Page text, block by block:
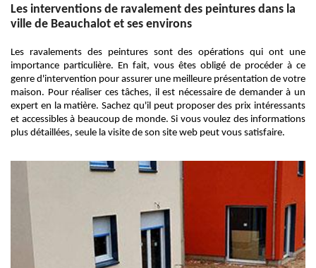
Les interventions de ravalement des peintures dans la
ville de Beauchalot et ses environs
Les ravalements des peintures sont des opérations qui ont une
importance particulière. En fait, vous êtes obligé de procéder à ce
genre d'intervention pour assurer une meilleure présentation de votre
maison. Pour réaliser ces tâches, il est nécessaire de demander à un
expert en la matière. Sachez qu'il peut proposer des prix intéressants
et accessibles à beaucoup de monde. Si vous voulez des informations
plus détaillées, seule la visite de son site web peut vous satisfaire.